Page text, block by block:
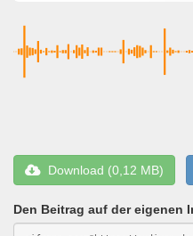
Download (0,12 MB)
Den Beitrag auf der eigenen